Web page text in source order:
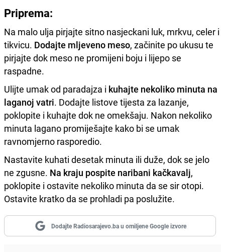
Priprema:
Na malo ulja pirjajte sitno nasjeckani luk, mrkvu, celer i
tikvicu. Dodajte mljeveno meso, začinite po ukusu te
pirjajte dok meso ne promijeni boju i lijepo se
raspadne.
Ulijte umak od paradajza i kuhajte nekoliko minuta na
laganoj vatri. Dodajte listove tijesta za lazanje,
poklopite i kuhajte dok ne omekšaju. Nakon nekoliko
minuta lagano promiješajte kako bi se umak
ravnomjerno rasporedio.
Nastavite kuhati desetak minuta ili duže, dok se jelo
ne zgusne. Na kraju pospite naribani kačkavalj,
poklopite i ostavite nekoliko minuta da se sir otopi.
Ostavite kratko da se prohladi pa poslužite.
Dodajte Radiosarajevo.ba u omiljene Google izvore